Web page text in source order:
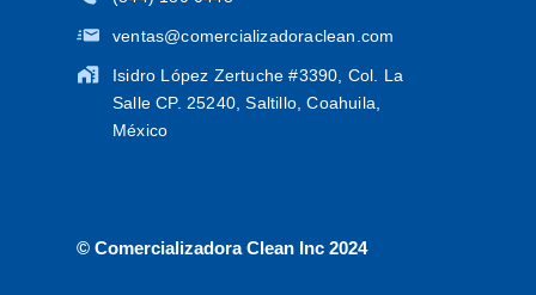
ventas@comercializadoraclean.com
Isidro López Zertuche #3390, Col. La
Salle CP. 25240, Saltillo, Coahuila,
México
© Comercializadora Clean Inc 2024